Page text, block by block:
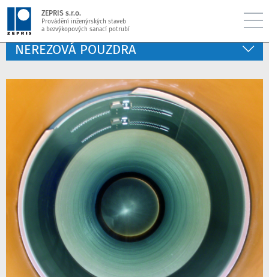
ZEPRIS s.r.o.
Provádění inženýrských staveb
a bezvýkopových sanací potrubí
NEREZOVÁ POUZDRA